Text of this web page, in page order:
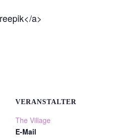
a>
VERANSTALTER
The Village
E-Mail